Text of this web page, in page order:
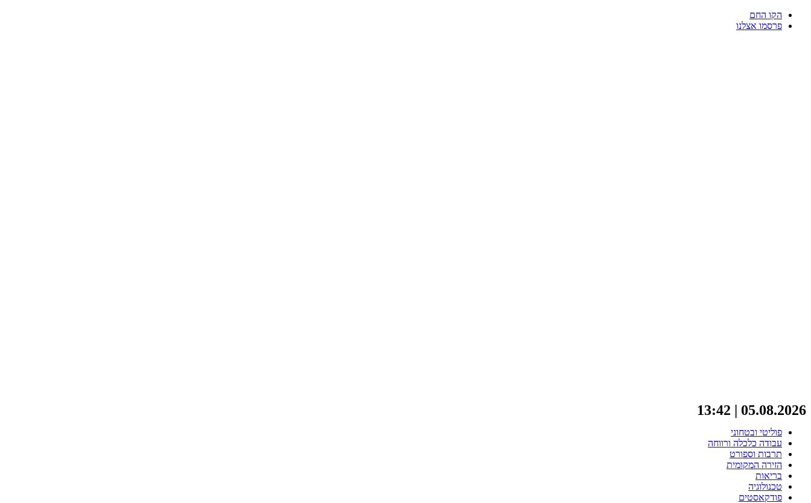
לתוכן
הקו החם
פרסמו אצלנו
05.08.2026 | 13:42
פוליטי ובטחוני
עבודה כלכלה ורווחה
תרבות וספורט
הזירה המקומית
בריאות
טכנולוגיה
פודקאסטים